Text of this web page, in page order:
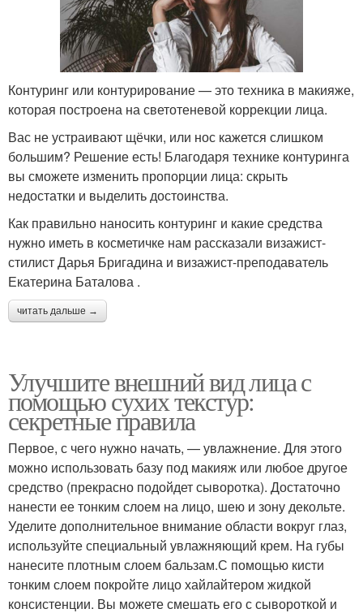
Контуринг или контурирование — это техника в макияже,
которая построена на светотеневой коррекции лица.
Вас не устраивают щёчки, или нос кажется слишком
большим? Решение есть! Благодаря технике контуринга
вы сможете изменить пропорции лица: скрыть
недостатки и выделить достоинства.
Как правильно наносить контуринг и какие средства
нужно иметь в косметичке нам рассказали визажист-
стилист Дарья Бригадина и визажист-преподаватель
Екатерина Баталова .
читать дальше →
Улучшите внешний вид лица с
помощью сухих текстур:
секретные правила
Первое, с чего нужно начать, — увлажнение. Для этого
можно использовать базу под макияж или любое другое
средство (прекрасно подойдет сыворотка). Достаточно
нанести ее тонким слоем на лицо, шею и зону декольте.
Уделите дополнительное внимание области вокруг глаз,
используйте специальный увлажняющий крем. На губы
нанесите плотным слоем бальзам.С помощью кисти
тонким слоем покройте лицо хайлайтером жидкой
консистенции. Вы можете смешать его с сывороткой и